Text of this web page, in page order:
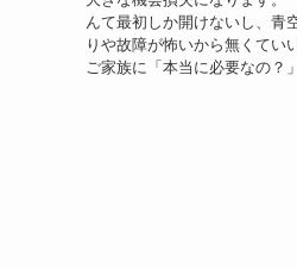
んて最初しか開けないし、青
りや故障が怖いから無くてい
ご家族に「本当に必要なの？